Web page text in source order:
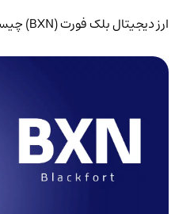
ارز دیجیتال بلک فورت (BXN) چیست؟ | آشنایی با توکن BXN